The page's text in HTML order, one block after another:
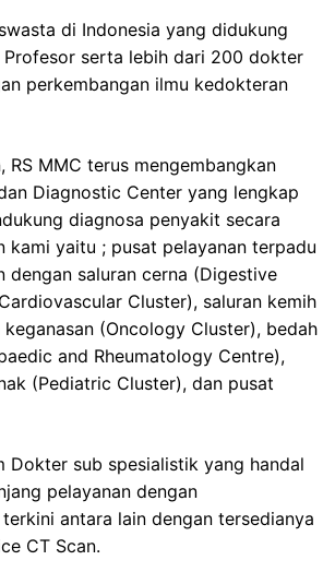
di Indonesia yang didukung
serta lebih dari 200 dokter
perkembangan ilmu kedokteran
RS MMC terus mengembangkan
Diagnostic Center yang lengkap
diagnosa penyakit secara
kami yaitu ; pusat pelayanan terpadu
dengan saluran cerna (Digestive
Cluster), saluran kemih
(Oncology Cluster), bedah
and Rheumatology Centre),
(Pediatric Cluster), dan pusat
Dokter sub spesialistik yang handal
pelayanan dengan
antara lain dengan tersedianya
CT Scan.